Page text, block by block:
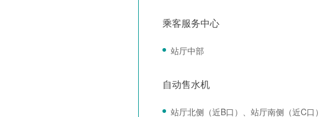
乘客服务中心
站厅中部
自动售水机
站厅北侧（近B口）、站厅南侧（近C口）